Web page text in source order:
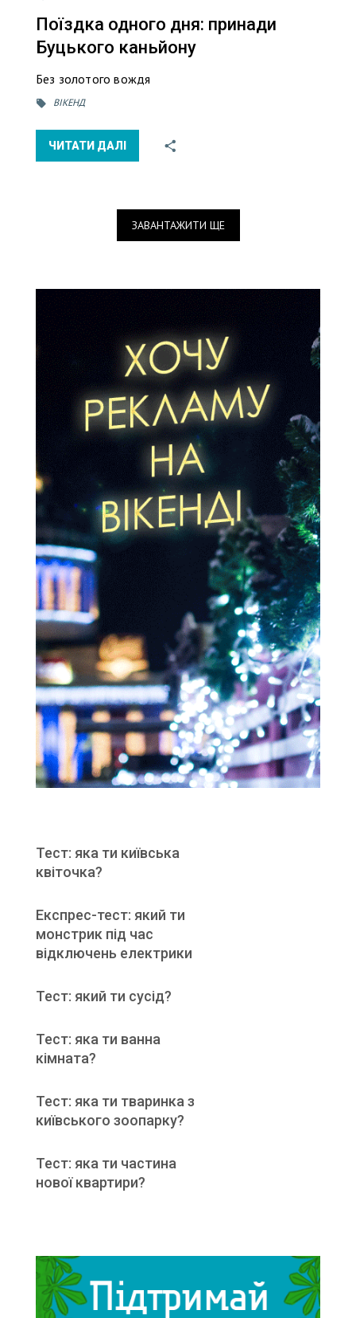
Поїздка одного дня: принади
Буцького каньйону
Без золотого вождя
ВІКЕНД
ЧИТАТИ ДАЛІ
ЗАВАНТАЖИТИ ЩЕ
Тест: яка ти київська
квіточка?
Експрес-тест: який ти
монстрик під час
відключень електрики
Тест: який ти сусід?
Тест: яка ти ванна
кімната?
Тест: яка ти тваринка з
київського зоопарку?
Тест: яка ти частина
нової квартири?